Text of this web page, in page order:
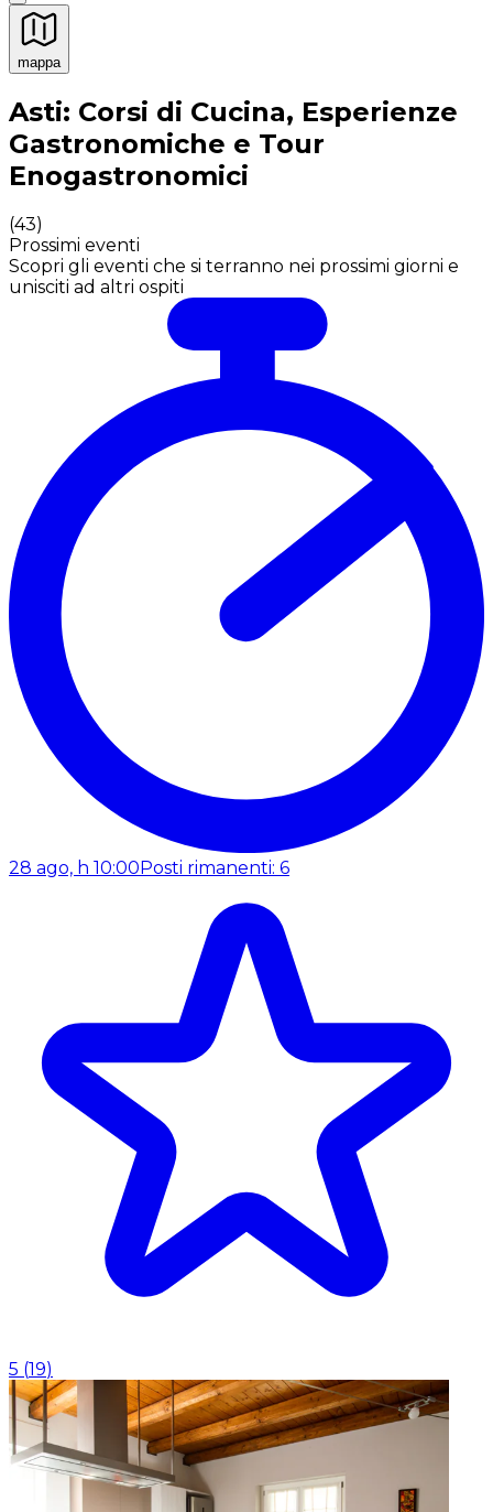
mappa
Esperienze culinarie indimenticabili: Esperienze
Asti: Corsi di Cucina, Esperienze
Gastronomiche e Tour
Enogastronomici
(43)
Prossimi eventi
Scopri gli eventi che si terranno nei prossimi giorni e
unisciti ad altri ospiti
28 ago, h 10:00Posti rimanenti: 6
5 (19)